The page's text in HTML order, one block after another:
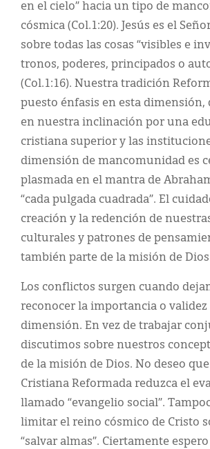
en el cielo” hacia un tipo de
cósmica (Col.1:20). Jesús es el
sobre todas las cosas “visibles e
tronos, poderes, principados o
(Col.1:16). Nuestra tradición
puesto énfasis en esta dimensión,
en nuestra inclinación por una
cristiana superior y las
dimensión de mancomunidad es
plasmada en el mantra de
“cada pulgada cuadrada”. El
creación y la redención de
culturales y patrones de
también parte de la misión de
Los conflictos surgen cuando
reconocer la importancia o validez
dimensión. En vez de trabajar
discutimos sobre nuestros
de la misión de Dios. No deseo
Cristiana Reformada reduzca el
llamado “evangelio social”.
limitar el reino cósmico de Cristo
“salvar almas”. Ciertamente